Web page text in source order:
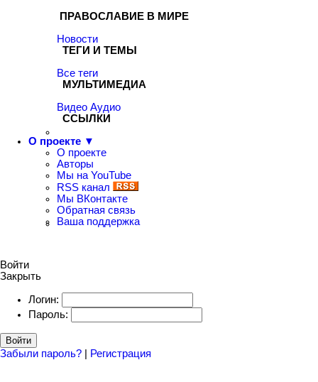
ПРАВОСЛАВИЕ В МИРЕ
Новости
ТЕГИ И ТЕМЫ
Все теги
МУЛЬТИМЕДИА
Видео Аудио
ССЫЛКИ
О проекте ▼
О проекте
Авторы
Мы на YouTube
RSS канал
Мы ВКонтакте
Обратная связь
Ваша поддержка
Войти
Закрыть
Логин:
Пароль:
Войти
Забыли пароль? | Регистрация